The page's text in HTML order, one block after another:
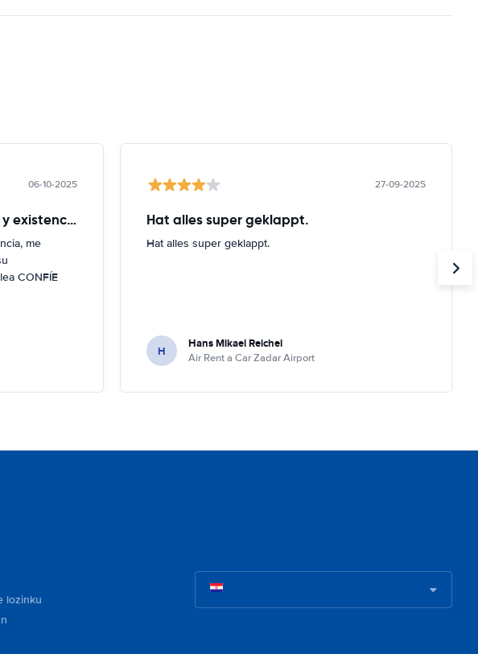
06-10-2025
Desconociendo vuestro servicio y existencia
me
CONFÍE
27-09-2025
Hat alles super geklappt.
Hat alles super geklappt.
H Hans Mikael Reichel
Air Rent a Car Zadar Airport
lozinku